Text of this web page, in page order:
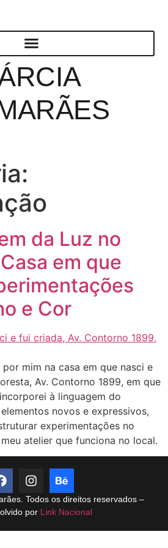
da Luz no
em que
e Cor
mim na casa em que nasci e
Av. Contorno 1899, em que
à linguagem do
novos e expressivos,
experimentações no
atelier que funciona no local.
Todos os direitos reservados –
por Link Nacional